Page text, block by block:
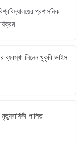
প্রশাসনিক
ব্যবস্থা নিলেন খুকৃবি ভাইস
পালিত